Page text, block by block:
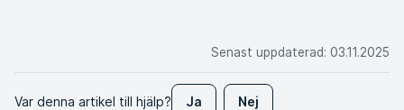
Senast uppdaterad: 03.11.2025
Var denna artikel till hjälp? Ja Nej